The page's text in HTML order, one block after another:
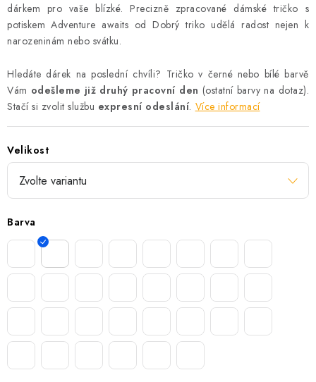
dárkem pro vaše blízké. Precizně zpracované dámské tričko s
potiskem Adventure awaits od Dobrý triko udělá radost nejen k
narozeninám nebo svátku.
Hledáte dárek na poslední chvíli? Tričko v černé nebo bílé barvě
Vám odešleme již druhý pracovní den (ostatní barvy na dotaz).
Stačí si zvolit službu expresní odeslání. Více informací
Velikost
Barva